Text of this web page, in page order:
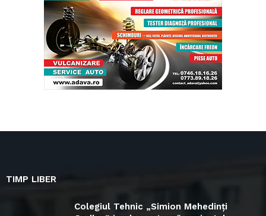
TIMP LIBER
Colegiul Tehnic „Simion Mehedinți